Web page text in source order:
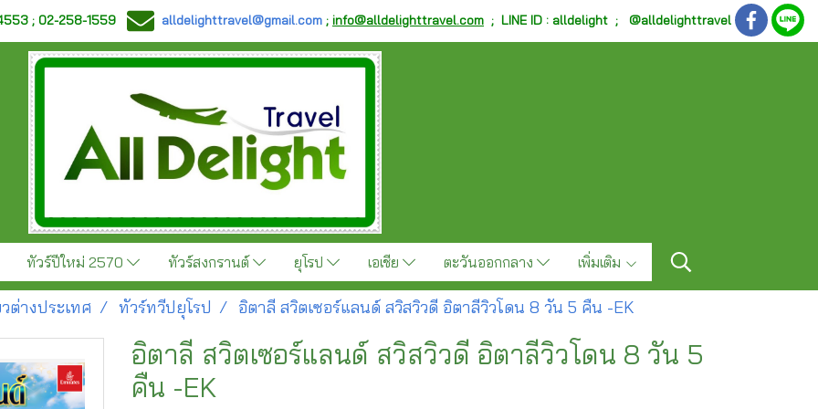
; 02-258-1559 alldelighttravel@gmail.com ; info@alldelighttravel.com ; LINE ID : alldelight ; @alldelighttravel
ทัวร์ปีใหม่ 2570 ทัวร์สงกรานต์ ยุโรป เอเชีย ตะวันออกกลาง เพิ่มเติม
ต่างประเทศ ทัวร์ทวีปยุโรป อิตาลี สวิตเซอร์แลนด์ สวิสวิวดี อิตาลีวิวโดน 8 วัน 5 คืน -EK
อิตาลี สวิตเซอร์แลนด์ สวิสวิวดี อิตาลีวิวโดน 8 วัน 5
คืน -EK